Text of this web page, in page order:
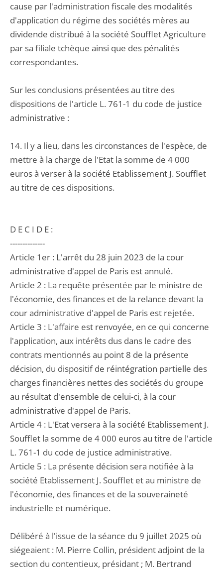
cause par l'administration fiscale des modalités
d'application du régime des sociétés mères au
dividende distribué à la société Soufflet Agriculture
par sa filiale tchèque ainsi que des pénalités
correspondantes.
Sur les conclusions présentées au titre des
dispositions de l'article L. 761-1 du code de justice
administrative :
14. Il y a lieu, dans les circonstances de l'espèce, de
mettre à la charge de l'Etat la somme de 4 000
euros à verser à la société Etablissement J. Soufflet
au titre de ces dispositions.
D E C I D E :
--------------
Article 1er : L'arrêt du 28 juin 2023 de la cour
administrative d'appel de Paris est annulé.
Article 2 : La requête présentée par le ministre de
l'économie, des finances et de la relance devant la
cour administrative d'appel de Paris est rejetée.
Article 3 : L'affaire est renvoyée, en ce qui concerne
l'application, aux intérêts dus dans le cadre des
contrats mentionnés au point 8 de la présente
décision, du dispositif de réintégration partielle des
charges financières nettes des sociétés du groupe
au résultat d'ensemble de celui-ci, à la cour
administrative d'appel de Paris.
Article 4 : L'Etat versera à la société Etablissement J.
Soufflet la somme de 4 000 euros au titre de l'article
L. 761-1 du code de justice administrative.
Article 5 : La présente décision sera notifiée à la
société Etablissement J. Soufflet et au ministre de
l'économie, des finances et de la souveraineté
industrielle et numérique.
Délibéré à l'issue de la séance du 9 juillet 2025 où
siégeaient : M. Pierre Collin, président adjoint de la
section du contentieux, présidant ; M. Bertrand